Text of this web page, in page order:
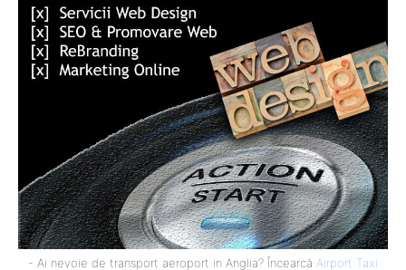
- Ai nevoie de transport aeroport in Anglia? Încearcă Airport Taxi